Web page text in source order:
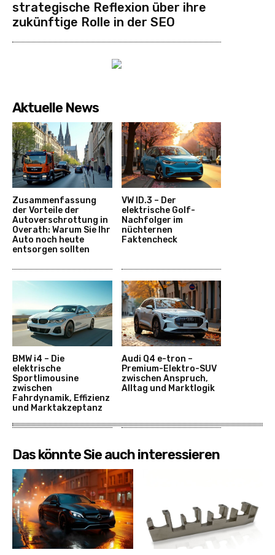
strategische Reflexion über ihre
zukünftige Rolle in der SEO
Aktuelle News
Zusammenfassung
der Vorteile der
Autoverschrottung in
Overath: Warum Sie Ihr
Auto noch heute
entsorgen sollten
VW ID.3 – Der
elektrische Golf-
Nachfolger im
nüchternen
Faktencheck
BMW i4 – Die
elektrische
Sportlimousine
zwischen
Fahrdynamik, Effizienz
und Marktakzeptanz
Audi Q4 e-tron –
Premium-Elektro-SUV
zwischen Anspruch,
Alltag und Marktlogik
Das könnte Sie auch interessieren